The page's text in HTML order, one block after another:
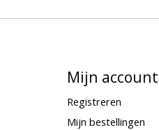
Mijn account
Registreren
Mijn bestellingen